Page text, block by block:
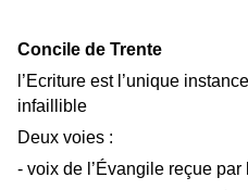
Concile de Trente
l’Ecriture est l’unique
infaillible
Deux voies :
- voix de l’Évangile reçue